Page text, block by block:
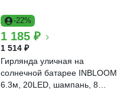
-22%
1 185 ₽
1 514 ₽
Гирлянда уличная на
солнечной батарее INBLOOM
6.3м, 20LED, шампань, 8